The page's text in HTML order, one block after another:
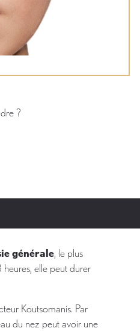
?
générale, le plus
elle peut durer
Koutsomanis. Par
du nez peut avoir une